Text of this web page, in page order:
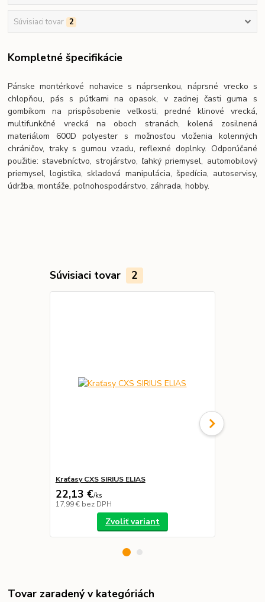
Súvisiaci tovar 2
Kompletné špecifikácie
Pánske montérkové nohavice s náprsenkou, náprsné vrecko s
chlopňou, pás s pútkami na opasok, v zadnej časti guma s
gombíkom na prispôsobenie veľkosti, predné klinové vrecká,
multifunkčné vrecká na oboch stranách, kolená zosilnená
materiálom 600D polyester s možnosťou vloženia kolenných
chráničov, traky s gumou vzadu, reflexné doplnky. Odporúčané
použitie: stavebníctvo, strojárstvo, ľahký priemysel, automobilový
priemysel, logistika, skladová manipulácia, špedícia, autoservisy,
údržba, montáže, poľnohospodárstvo, záhrada, hobby.
Súvisiaci tovar 2
Kraťasy CXS SIRIUS ELIAS
22,13 €/ks
17,99 € bez DPH
Zvoliť variant
Tovar zaradený v kategóriách